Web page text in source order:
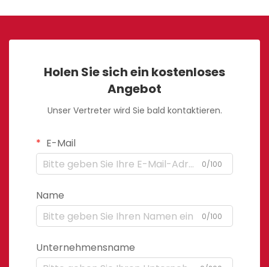
Holen Sie sich ein kostenloses
Angebot
Unser Vertreter wird Sie bald kontaktieren.
E-Mail
0/100
Name
0/100
Unternehmensname